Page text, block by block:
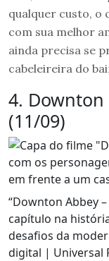
qualquer custo, o
com sua melhor
ainda precisa se
cabeleireira do
4. Downton
(11/09)
“Downton Abbey
capítulo na
desafios da
digital | Universal